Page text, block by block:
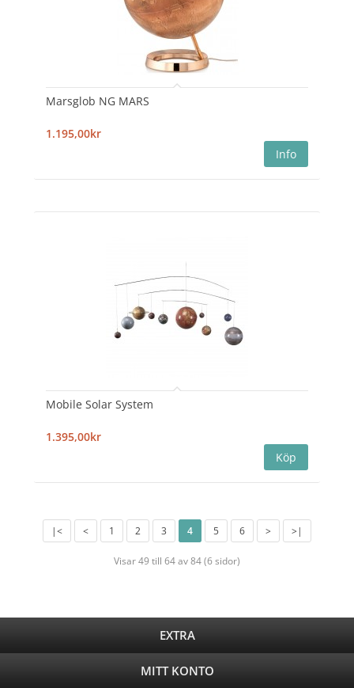
Marsglob NG MARS
1.195,00kr
Mobile Solar System
1.395,00kr
|< < 1 2 3 4 5 6 > >|
Visar 49 till 64 av 84 (6 sidor)
EXTRA
MITT KONTO